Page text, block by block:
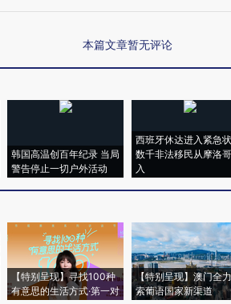
本篇文章暂无评论
韩国高温创百年纪录 当局
警告停止一切户外活动
西班牙休达进入紧急
数千非法移民从摩洛
入
【特别呈现】寻找100种
有意思的生活方式·第一对
【特别呈现】澳门全
索葡语国家新渠道